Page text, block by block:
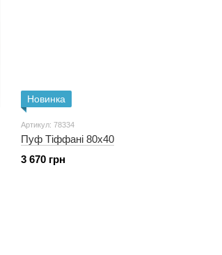
Новинка
Артикул: 78334
Пуф Тіффані 80x40
3 670 грн